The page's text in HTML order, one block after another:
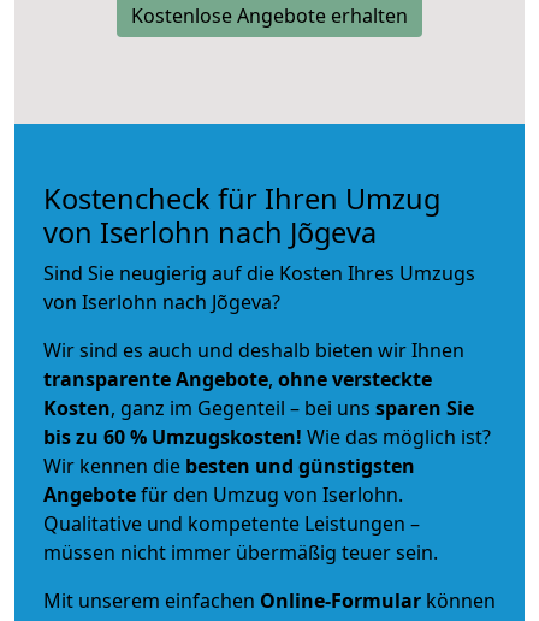
Kostenlose Angebote erhalten
Kostencheck für Ihren Umzug
von Iserlohn nach Jõgeva
Sind Sie neugierig auf die Kosten Ihres Umzugs
von Iserlohn nach Jõgeva?
Wir sind es auch und deshalb bieten wir Ihnen
transparente Angebote, ohne versteckte
Kosten, ganz im Gegenteil – bei uns sparen Sie
bis zu 60 % Umzugskosten! Wie das möglich ist?
Wir kennen die besten und günstigsten
Angebotefür den Umzug von Iserlohn.
Qualitative und kompetente Leistungen –
müssen nicht immer übermäßig teuer sein.
Mit unserem einfachen Online-Formular können